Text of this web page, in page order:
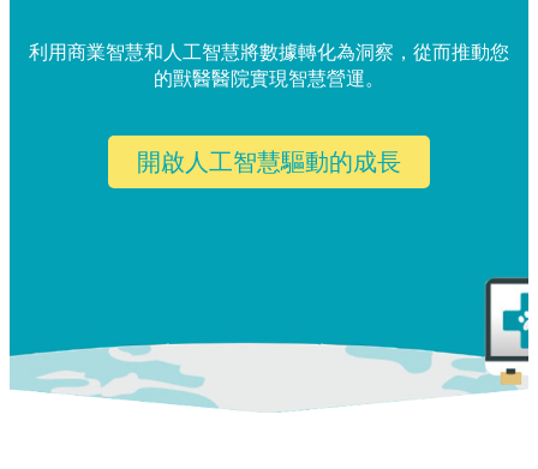
利用商業智慧和人工智慧將數據轉化為洞察，從而推動您
的獸醫醫院實現智慧營運。
開啟人工智慧驅動的成長